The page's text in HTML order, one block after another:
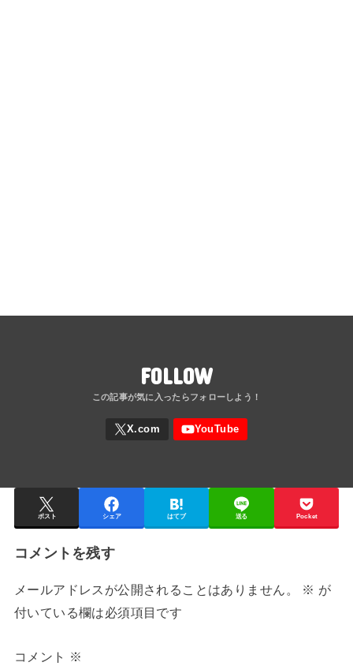
FOLLOW
ポスト シェア はてブ 送る Pocket
コメントを残す
メールアドレスが公開されることはありません。 ※ が
付いている欄は必須項目です
コメント ※